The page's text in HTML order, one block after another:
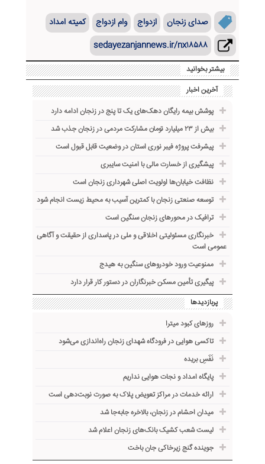
صدای زنجان ازدواج وام ازدواج
کمیته امداد
sedayezanjannews.ir/nx۱۸۵۸۸
بیشتر بخوانید
آخرین اخبار
پوشش بیمه رایگان دهک‌های یک تا پنج در زنجان ادامه دارد
بیش از ۲۳ میلیارد تومان مشارکت مردمی در زنجان جذب شد
پیشرفت پروژه فیبر نوری استان در وضعیت قابل قبول است
پیشگیری از خسارت مالی با امنیت سایبری
نظافت خیابان‌ها اولویت اصلی شهرداری زنجان است
توسعه صنعتی زنجان با کمترین آسیب به محیط زیست انجام شود
ترافیک در محورهای زنجان سنگین است
خبرنگاری مسئولیتی اخلاقی و ملی در پاسداری از حقیقت و آگاهی
عمومی است
ممنوعیت ورود خودروهای سنگین به هیدج
پیگیری تأمین مسکن خبرنگاران در دستور کار قرار دارد
پربازدیدها
روزهای کبود میترا
تاکسی هوایی در فرودگاه شهدای زنجان راه‌اندازی می‌شود
نَفَسِ بریده
پایگاه امداد و نجات هوایی نداریم
ارائه خدمات در مراکز تعویض پلاک به صورت نوبت‌دهی است
میدان احشام در زنجان، بالاخره جا‌به‌جا شد
لیست شعب کشیک بانک‌های زنجان اعلام شد
جوینده گنج زیرخاکی جان باخت